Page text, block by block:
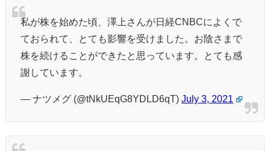
私が株を始めた頃、澤上さんが日経CNBCによくで
ておられて、とても影響を受けました。お陰さまで
株を続けることができたと思っています。とても感
謝しています。
— ナツメグ (@tNkUEqG8YDLD6qT) July 3, 2021